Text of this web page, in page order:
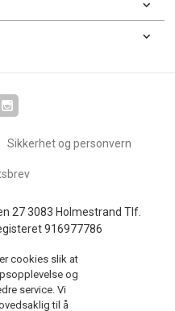
Sikkerhet og personvern
27 3083 Holmestrand Tlf.
916977786
cookies slik at
og
service. Vi
til å